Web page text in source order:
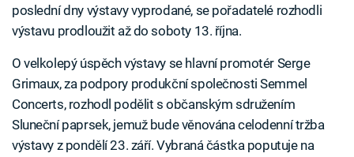
poslední dny výstavy vyprodané, se pořadatelé rozhodli
výstavu prodloužit až do soboty 13. října.
O velkolepý úspěch výstavy se hlavní promotér Serge
Grimaux, za podpory produkční společnosti Semmel
Concerts, rozhodl podělit s občanským sdružením
Sluneční paprsek, jemuž bude věnována celodenní tržba
výstavy z pondělí 23. září. Vybraná částka poputuje na